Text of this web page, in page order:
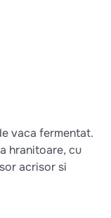
vaca fermentat.
hranitoare, cu
acrisor si